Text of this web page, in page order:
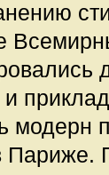
и
модерн
Париже.